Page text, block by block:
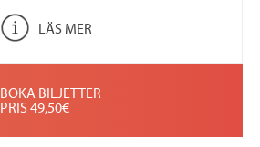
LÄS MER
BOKA BILJETTER
PRIS 49,50€